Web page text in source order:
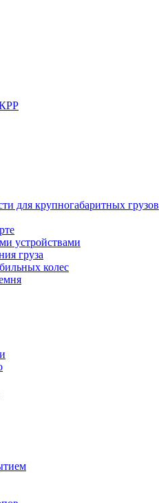
для крупногабаритных грузов
устройствами
груза
колес